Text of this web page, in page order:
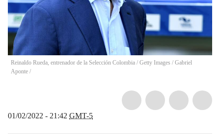
Reinaldo Rueda, entrenador de la Selección Colombia / Getty Images / Gabriel
Aponte /
01/02/2022 - 21:42 GMT-5